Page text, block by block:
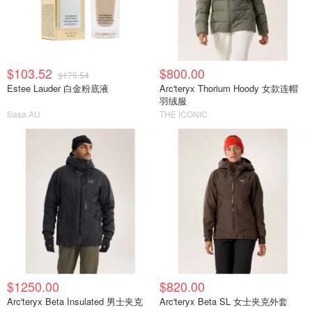
$103.52 $175.54
Estee Lauder 白金粉底液
Sasa AU
$800.00
Arc'teryx Thorium Hoody 女款连帽
羽绒服
THE ICONIC
$1250.00
Arc'teryx Beta Insulated 男士夹克
$820.00
Arc'teryx Beta SL 女士夹克外套